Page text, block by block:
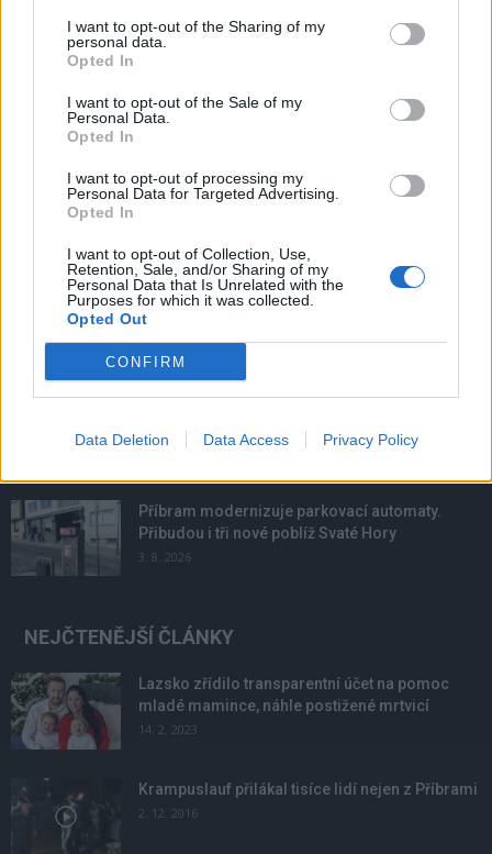
I want to opt-out of the Sharing of my
personal data.
Opted In
I want to opt-out of the Sale of my
Personal Data.
Opted In
I want to opt-out of processing my
Personal Data for Targeted Advertising.
Opted In
I want to opt-out of Collection, Use,
Retention, Sale, and/or Sharing of my
Personal Data that Is Unrelated with the
Purposes for which it was collected.
Opted Out
CONFIRM
Data Deletion Data Access Privacy Policy
NOVINKY
Obděnice vzpomínaly na filmovou legendu
6. 8. 2026
podmínky. Horší voda je jen...
4. 8. 2026
Příbram modernizuje parkovací automaty.
Přibudou i tři nové poblíž Svaté Hory
3. 8. 2026
NEJČTENĚJŠÍ ČLÁNKY
Lazsko zřídilo transparentní účet na pomoc
mladé mamince, náhle postižené mrtvicí
14. 2. 2023
Krampuslauf přilákal tisíce lidí nejen z Příbrami
2. 12. 2016